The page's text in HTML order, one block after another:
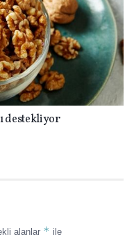
destekliyor
alanlar * ile